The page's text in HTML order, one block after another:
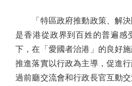
「特區政府推動政策、解決
是香港從政界到百姓的普遍感
下，在「愛國者治港」的良好
推進落實以行政為主導，促進
過前廳交流會和行政長官互動